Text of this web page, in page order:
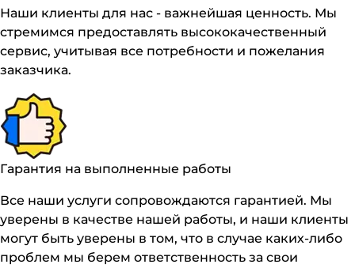
Наши клиенты для нас - важнейшая ценность. Мы
стремимся предоставлять высококачественный
сервис, учитывая все потребности и пожелания
заказчика.
Гарантия на выполненные работы
Все наши услуги сопровождаются гарантией. Мы
уверены в качестве нашей работы, и наши клиенты
могут быть уверены в том, что в случае каких-либо
проблем мы берем ответственность за свои